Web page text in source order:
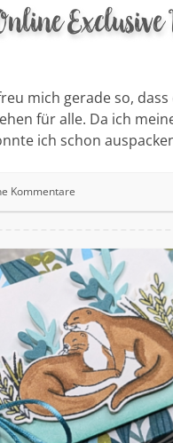
Exclusive
mich gerade so,
für alle. Da ich
ich schon
Kommentare